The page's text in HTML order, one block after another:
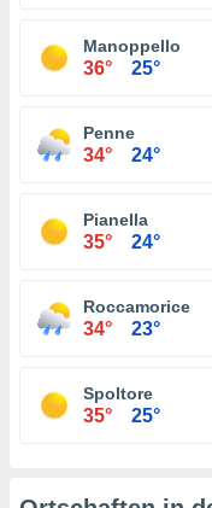
Manoppello
36° 25°
Penne
34° 24°
Pianella
35° 24°
Roccamorice
34° 23°
Spoltore
35° 25°